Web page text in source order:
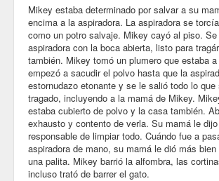
Resume
Tools
Blog
Mikey estaba determinado por salvar a su
encima a la aspiradora. La aspiradora se
como un potro salvaje. Mikey cayó al piso.
aspiradora con la boca abierta, listo para
también. Mikey tomó un plumero que estaba
empezó a sacudir el polvo hasta que la
estornudazo etonante y se le salió todo lo que
tragado, incluyendo a la mamá de Mikey.
estaba cubierto de polvo y la casa también.
exhausto y contento de verla. Su mamá le
responsable de limpiar todo. Cuándo fue a
aspiradora de mano, su mamá le dió más
una palita. Mikey barrió la alfombra, las
incluso trató de barrer el gato.